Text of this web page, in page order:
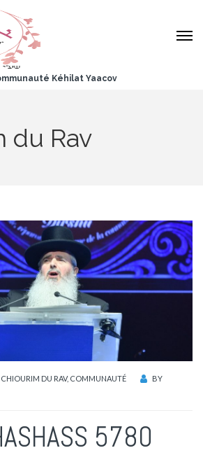
Kéhilat Yaacov
du Rav
CHIOURIM DU RAV, COMMUNAUTÉ
BY
5780